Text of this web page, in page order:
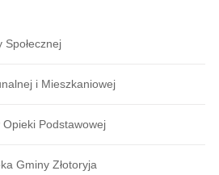
i Mieszkaniowej
Opieki Podstawowej
Gminy Złotoryja